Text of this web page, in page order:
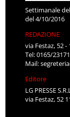
Settimanale
del 4/10/2016
REDAZIONE
via Festaz, 52 -
Tel: 0165/
Mail:
Editore
LG PRESSE
via Festaz, 52